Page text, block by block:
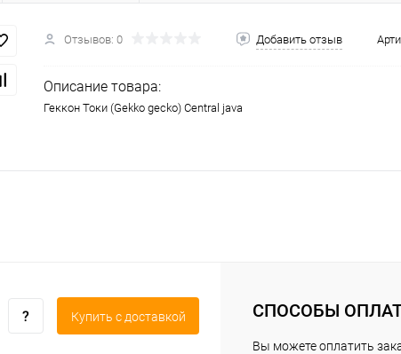
Отзывов: 0 Добавить отзыв
Описание товара:
Геккон Токи (Gekko gecko) Central java
Купить c доставкой СПОСОБЫ
Вы можете оплатить